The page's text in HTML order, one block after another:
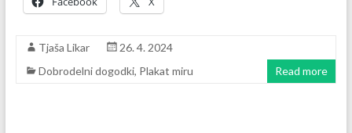
Tjaša Likar
26. 4. 2024
Dobrodelni dogodki, Plakat miru Read more